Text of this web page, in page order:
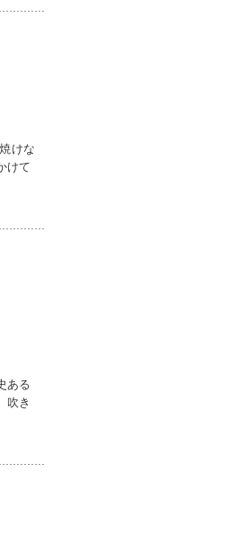
けな
けて
ある
吹き